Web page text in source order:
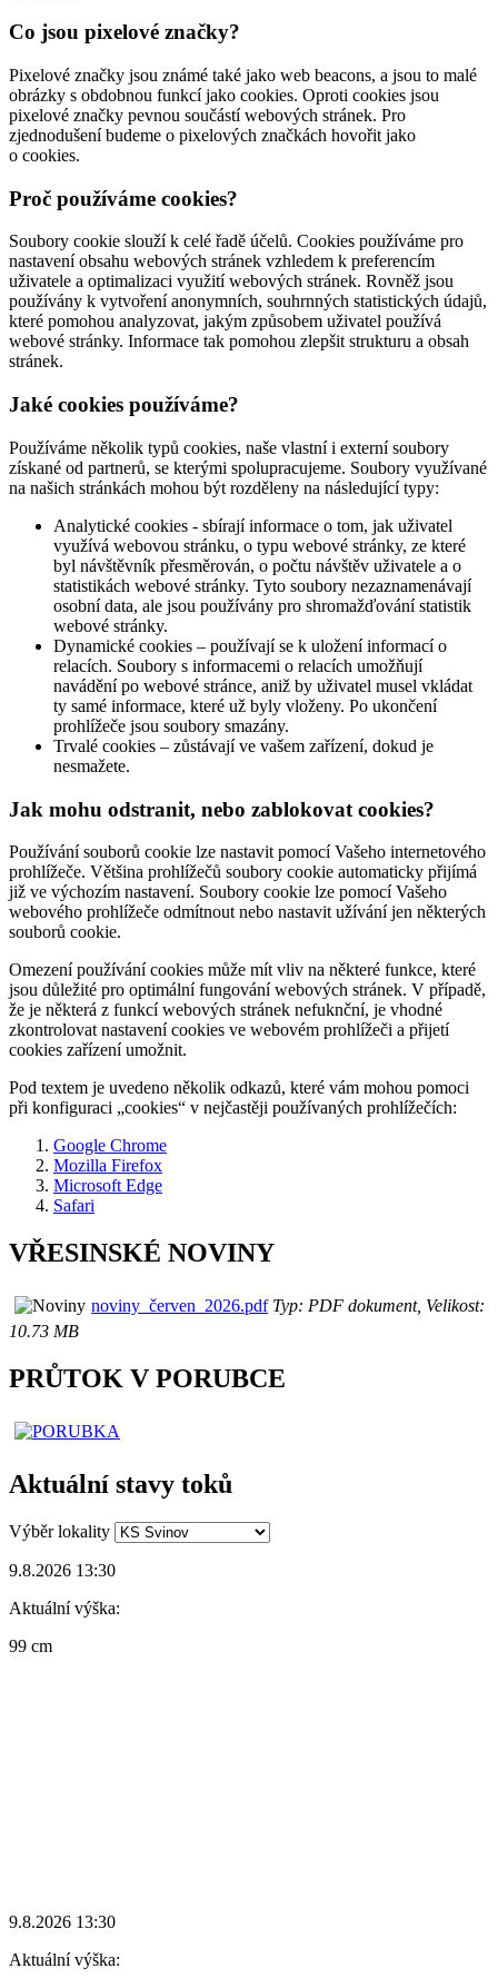
Co jsou pixelové značky?
Pixelové značky jsou známé také jako web beacons, a jsou to malé
obrázky s obdobnou funkcí jako cookies. Oproti cookies jsou
pixelové značky pevnou součástí webových stránek. Pro
zjednodušení budeme o pixelových značkách hovořit jako
o cookies.
Proč používáme cookies?
Soubory cookie slouží k celé řadě účelů. Cookies používáme pro
nastavení obsahu webových stránek vzhledem k preferencím
uživatele a optimalizaci využití webových stránek. Rovněž jsou
používány k vytvoření anonymních, souhrnných statistických údajů,
které pomohou analyzovat, jakým způsobem uživatel používá
webové stránky. Informace tak pomohou zlepšit strukturu a obsah
stránek.
Jaké cookies používáme?
Používáme několik typů cookies, naše vlastní i externí soubory
získané od partnerů, se kterými spolupracujeme. Soubory využívané
na našich stránkách mohou být rozděleny na následující typy:
Analytické cookies - sbírají informace o tom, jak uživatel
využívá webovou stránku, o typu webové stránky, ze které
byl návštěvník přesměrován, o počtu návštěv uživatele a o
statistikách webové stránky. Tyto soubory nezaznamenávají
osobní data, ale jsou používány pro shromažďování statistik
webové stránky.
Dynamické cookies – používají se k uložení informací o
relacích. Soubory s informacemi o relacích umožňují
navádění po webové stránce, aniž by uživatel musel vkládat
ty samé informace, které už byly vloženy. Po ukončení
prohlížeče jsou soubory smazány.
Trvalé cookies – zůstávají ve vašem zařízení, dokud je
nesmažete.
Jak mohu odstranit, nebo zablokovat cookies?
Používání souborů cookie lze nastavit pomocí Vašeho internetového
prohlížeče. Většina prohlížečů soubory cookie automaticky přijímá
již ve výchozím nastavení. Soubory cookie lze pomocí Vašeho
webového prohlížeče odmítnout nebo nastavit užívání jen některých
souborů cookie.
Omezení používání cookies může mít vliv na některé funkce, které
jsou důležité pro optimální fungování webových stránek. V případě,
že je některá z funkcí webových stránek nefuknční, je vhodné
zkontrolovat nastavení cookies ve webovém prohlížeči a přijetí
cookies zařízení umožnit.
Pod textem je uvedeno několik odkazů, které vám mohou pomoci
při konfiguraci „cookies“ v nejčastěji používaných prohlížečích:
Google Chrome
Mozilla Firefox
Microsoft Edge
Safari
VŘESINSKÉ NOVINY
noviny_červen_2026.pdfTyp: PDF dokument, Velikost:
10.73 MB
PRŮTOK V PORUBCE
Aktuální stavy toků
Výběr lokality
9.8.2026 13:30
Aktuální výška:
99 cm
9.8.2026 13:30
Aktuální výška: